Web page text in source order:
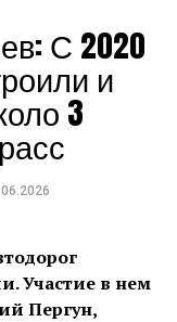
здоровья
края
С 2020
и
3
Участие в нем
Пергун,